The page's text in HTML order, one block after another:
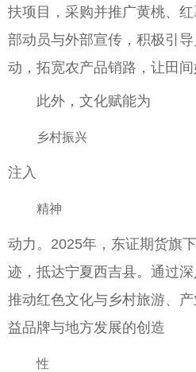
扶项目，采购并推广黄桃、
部动员与外部宣传，积极引
动，拓宽农产品销路，让田间
此外，文化赋能为
乡村振兴
注入
精神
动力。2025年，东证期货旗
迹，抵达宁夏西吉县。通过深
推动红色文化与乡村旅游、
益品牌与地方发展的创造
性